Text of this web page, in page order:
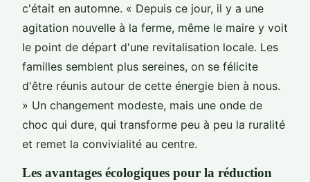
c'était en automne. « Depuis ce jour, il y a une
agitation nouvelle à la ferme, même le maire y voit
le point de départ d'une revitalisation locale. Les
familles semblent plus sereines, on se félicite
d'être réunis autour de cette énergie bien à nous.
» Un changement modeste, mais une onde de
choc qui dure, qui transforme peu à peu la ruralité
et remet la convivialité au centre.
Les avantages écologiques pour la réduction